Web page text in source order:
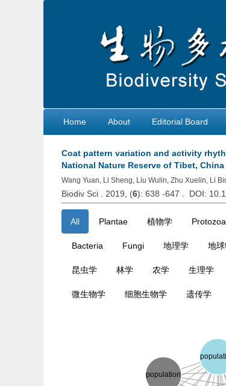
Home About Editorial Board
Coat pattern variation and activity
National Nature Reserve of Tibet, China
Wang Yuan, Li Sheng, Liu Wulin, Zhu Xuelin, Li
Biodiv Sci . 2019, (6): 638 -647 . DOI:
All Plantae 植物学 Protozoa
Bacteria Fungi 地理学 地
昆虫学 林学 农学 生理学
微生物学 细胞生物学 遗传学
population